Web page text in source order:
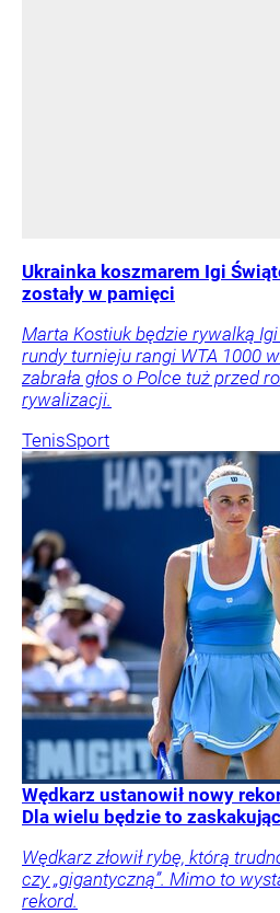
Ukrainka koszmarem Igi
zostały w pamięci
Marta Kostiuk będzie rywalką
rundy turnieju rangi WTA 1000
zabrała głos o Polce tuż przed
rywalizacji.
TenisSport
Wędkarz ustanowił nowy
Dla wielu będzie to
Wędkarz złowił rybę, którą
czy „gigantyczną”. Mimo to
rekord.